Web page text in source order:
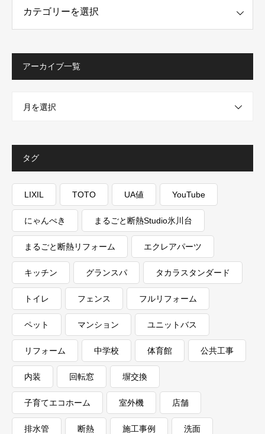
アーカイブ一覧
月を選択
タグ
LIXIL TOTO UA値 YouTube
にゃんぺき まるごと断熱Studio氷川台
まるごと断熱リフォーム エクレアパーツ
キッチン グランスパ タカラスタンダード
トイレ フェンス フルリフォーム
ペット マンション ユニットバス
リフォーム 中学校 体育館 公共工事
内装 回転窓 塀交換
子育てエコホーム 室外機 店舗
排水管 断熱 施工事例 洗面